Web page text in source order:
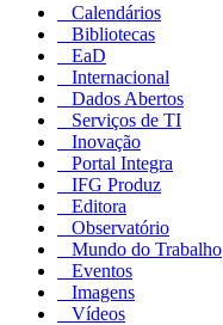
Calendários
Bibliotecas
EaD
Internacional
Dados Abertos
Serviços de TI
Inovação
Portal Integra
IFG Produz
Editora
Observatório
Mundo do Trabalho
Eventos
Imagens
Vídeos